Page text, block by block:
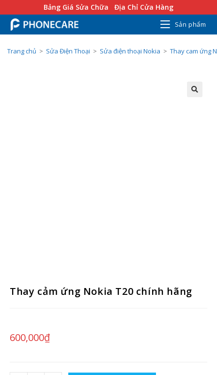
Bảng Giá Sửa Chữa Địa Chỉ Cửa Hàng
Sản phẩm
Trang chủ > Sửa Điện Thoại > Sửa điện thoại Nokia > Thay cam ứng
Thay cảm ứng Nokia T20 chính hãng
600,000₫